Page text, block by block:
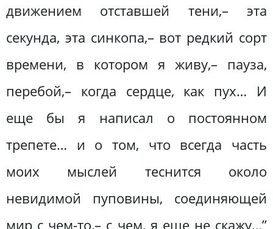
движением отставшей тени,– эта
секунда, эта синкопа,– вот редкий сорт
времени, в котором я живу,– пауза,
перебой,– когда сердце, как пух… И
еще бы я написал о постоянном
трепете… и о том, что всегда часть
моих мыслей теснится около
невидимой пуповины, соединяющей
мир с чем-то,– с чем, я еще не скажу…”